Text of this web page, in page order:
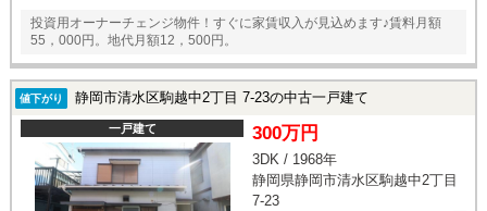
投資用オーナーチェンジ物件！すぐに家賃収入が見込めます♪賃料月額
55，000円。地代月額12，500円。
値下がり 静岡市清水区駒越中2丁目 7-23の中古一戸建て
一戸建て 300万円
3DK / 1968年
静岡県静岡市清水区駒越中2丁目
7-23